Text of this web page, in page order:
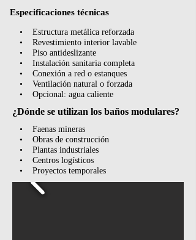
Especificaciones técnicas
• Estructura metálica reforzada
• Revestimiento interior lavable
• Piso antideslizante
• Instalación sanitaria completa
• Conexión a red o estanques
• Ventilación natural o forzada
• Opcional: agua caliente
¿Dónde se utilizan los baños modulares?
• Faenas mineras
• Obras de construcción
• Plantas industriales
• Centros logísticos
• Proyectos temporales